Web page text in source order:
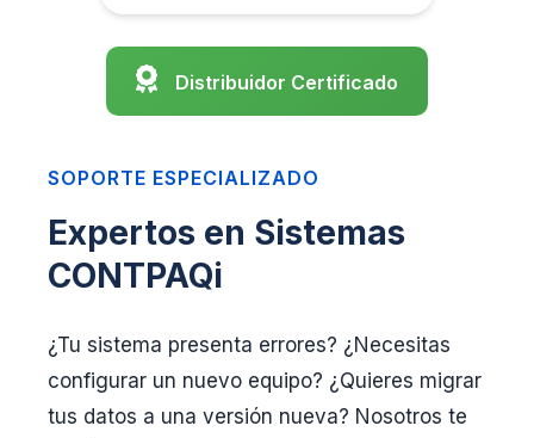
Distribuidor Certificado
SOPORTE ESPECIALIZADO
Expertos en Sistemas
CONTPAQi
¿Tu sistema presenta errores? ¿Necesitas
configurar un nuevo equipo? ¿Quieres migrar
tus datos a una versión nueva? Nosotros te